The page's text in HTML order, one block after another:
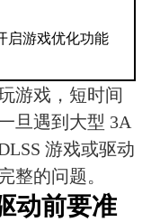
启游戏优化功能
游戏，短时间
旦遇到大型 3A
游戏或驱动
整的问题。
动前要准